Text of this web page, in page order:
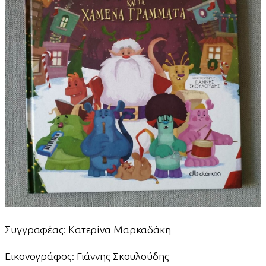
Συγγραφέας: Κατερίνα Μαρκαδάκη
Εικονογράφος: Γιάννης Σκουλούδης